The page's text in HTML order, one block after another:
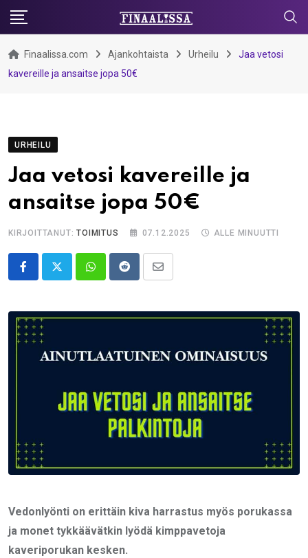
Skip
content
Finaalissa.com Ajankohtaista Urheilu
Jaa vetosi
kavereille ja ansaitse jopa 50€
URHEILU
Jaa vetosi kavereille ja
ansaitse jopa 50€
KIRJOITTANUT:TOIMITUS 07.12.2025 ALLE MINUUTTI
WhatsappRedditShare
Email
Vedonlyönti on erittäin kiva harrastus myös porukassa
ja monet tykkäävätkin lyödä kimppavetoja
kaveriporukan kesken.